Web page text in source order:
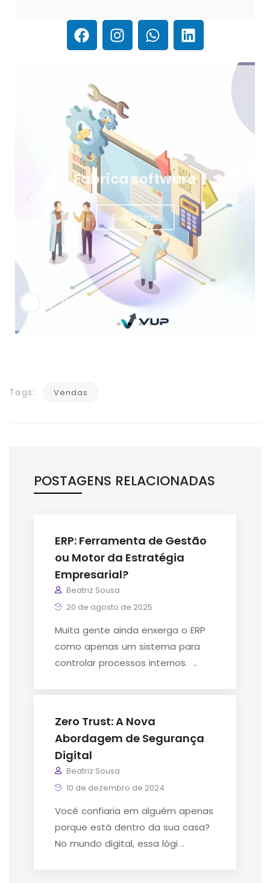
Fabrica software
Saiba Mais
Tags: Vendas
POSTAGENS RELACIONADAS
ERP: Ferramenta de Gestão
ou Motor da Estratégia
Empresarial?
Beatriz Sousa
20 de agosto de 2025
Muita gente ainda enxerga o ERP
como apenas um sistema para
controlar processos internos. ..
Zero Trust: A Nova
Abordagem de Segurança
Digital
Beatriz Sousa
10 de dezembro de 2024
Você confiaria em alguém apenas
porque está dentro da sua casa?
No mundo digital, essa lógi ..